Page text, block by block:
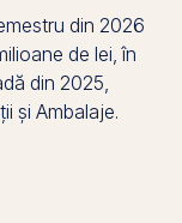
din 2026
de lei, în
din 2025,
și Ambalaje.